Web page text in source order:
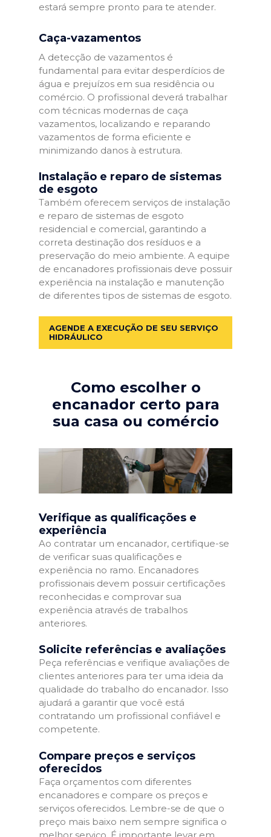
estará sempre pronto para te atender.
Caça-vazamentos
A detecção de vazamentos é
fundamental para evitar desperdícios de
água e prejuízos em sua residência ou
comércio. O profissional deverá trabalhar
com técnicas modernas de caça
vazamentos, localizando e reparando
vazamentos de forma eficiente e
minimizando danos à estrutura.
Instalação e reparo de sistemas
de esgoto
Também oferecem serviços de instalação
e reparo de sistemas de esgoto
residencial e comercial, garantindo a
correta destinação dos resíduos e a
preservação do meio ambiente. A equipe
de encanadores profissionais deve possuir
experiência na instalação e manutenção
de diferentes tipos de sistemas de esgoto.
AGENDE A EXECUÇÃO DE SEU SERVIÇO
HIDRÁULICO
Como escolher o
encanador certo para
sua casa ou comércio
Verifique as qualificações e
experiência
Ao contratar um encanador, certifique-se
de verificar suas qualificações e
experiência no ramo. Encanadores
profissionais devem possuir certificações
reconhecidas e comprovar sua
experiência através de trabalhos
anteriores.
Solicite referências e avaliações
Peça referências e verifique avaliações de
clientes anteriores para ter uma ideia da
qualidade do trabalho do encanador. Isso
ajudará a garantir que você está
contratando um profissional confiável e
competente.
Compare preços e serviços
oferecidos
Faça orçamentos com diferentes
encanadores e compare os preços e
serviços oferecidos. Lembre-se de que o
preço mais baixo nem sempre significa o
melhor serviço. É importante levar em